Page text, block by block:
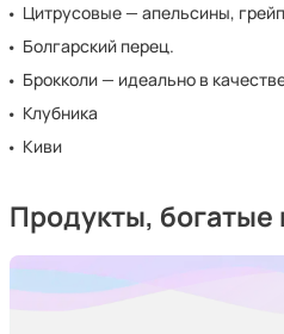
Цитрусовые — апельсины,
Болгарский перец.
Брокколи — идеально в
Клубника
Киви
Продукты, богатые